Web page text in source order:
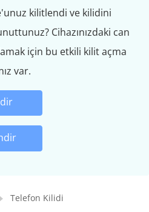
kilitlendi ve kilidini
Cihazınızdaki can
için bu etkili kilit açma
var.
Telefon Kilidi